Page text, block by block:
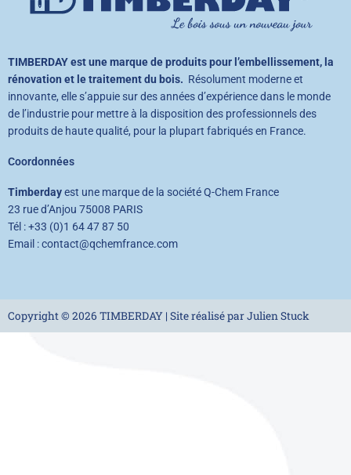
TIMBERDAY est une marque de produits pour l’embellissement, la
rénovation et le traitement du bois. Résolument moderne et
innovante, elle s’appuie sur des années d’expérience dans le monde
de l’industrie pour mettre à la disposition des professionnels des
produits de haute qualité, pour la plupart fabriqués en France.
Coordonnées
Timberdayest une marque de la société Q-Chem France
23 rue d’Anjou 75008 PARIS
Tél : +33 (0)1 64 47 87 50
Email : contact@qchemfrance.com
Copyright © 2026 TIMBERDAY | Site réalisé par Julien Stuck